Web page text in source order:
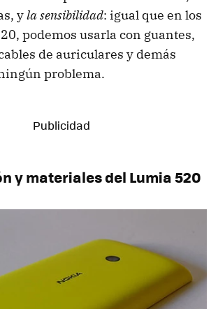
yla sensibilidad: igual que en los
podemos usarla con guantes,
de auriculares y demás
problema.
y materiales del Lumia 520